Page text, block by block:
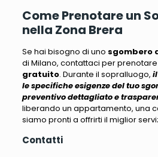
Come Prenotare un
nella Zona Brera
Se hai bisogno di uno sgombero
di Milano, contattaci per prenotare
gratuito. Durante il sopralluogo,
le specifiche esigenze del tuo
preventivo dettagliato e
liberando un appartamento, una
siamo pronti a offrirti il miglior
Contatti